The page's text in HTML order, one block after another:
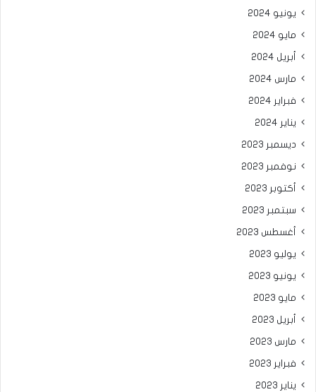
يونيو 2024
مايو 2024
أبريل 2024
مارس 2024
فبراير 2024
يناير 2024
ديسمبر 2023
نوفمبر 2023
أكتوبر 2023
سبتمبر 2023
أغسطس 2023
يوليو 2023
يونيو 2023
مايو 2023
أبريل 2023
مارس 2023
فبراير 2023
يناير 2023